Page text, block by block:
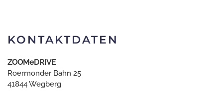
KONTAKTDATEN
ZOOMeDRIVE
Roermonder Bahn 25
41844 Wegberg